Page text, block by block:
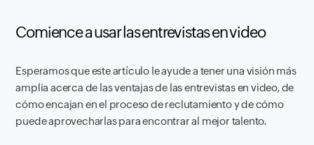
Comience a usar las entrevistas en video
Esperamos que este artículo le ayude a tener una visión más
amplia acerca de las ventajas de las entrevistas en video, de
cómo encajan en el proceso de reclutamiento y de cómo
puede aprovecharlas para encontrar al mejor talento.